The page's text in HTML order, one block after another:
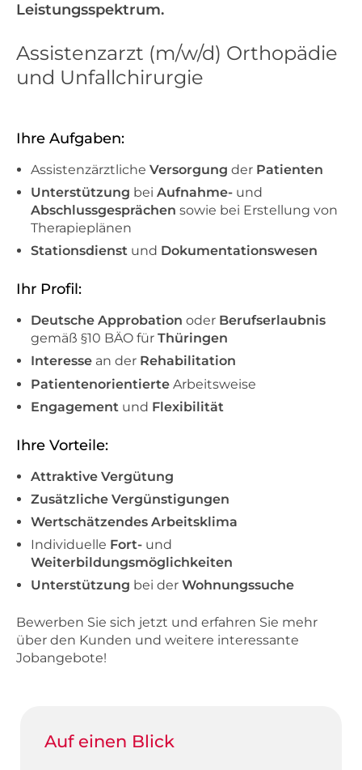
Leistungsspektrum.
Assistenzarzt (m/w/d) Orthopädie
und Unfallchirurgie
Ihre Aufgaben:
Assistenzärztliche Versorgung der Patienten
Unterstützung bei Aufnahme- und
Abschlussgesprächen sowie bei Erstellung von
Therapieplänen
Stationsdienst und Dokumentationswesen
Ihr Profil:
Deutsche Approbation oder Berufserlaubnis
gemäß §10 BÄO für Thüringen
Interesse an der Rehabilitation
Patientenorientierte Arbeitsweise
Engagement und Flexibilität
Ihre Vorteile:
Attraktive Vergütung
Zusätzliche Vergünstigungen
Wertschätzendes Arbeitsklima
Individuelle Fort- und
Weiterbildungsmöglichkeiten
Unterstützung bei der Wohnungssuche
Bewerben Sie sich jetzt und erfahren Sie mehr
über den Kunden und weitere interessante
Jobangebote!
Auf einen Blick